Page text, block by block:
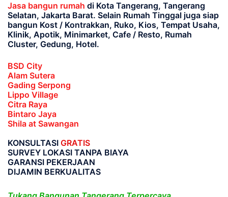
Jasa bangun rumah di Kota Tangerang, Tangerang
Selatan, Jakarta Barat. Selain Rumah Tinggal juga siap
bangun Kost / Kontrakkan, Ruko, Kios, Tempat Usaha,
Klinik, Apotik, Minimarket, Cafe / Resto, Rumah
Cluster, Gedung, Hotel.
BSD City
Alam Sutera
Gading Serpong
Lippo Village
Citra Raya
Bintaro Jaya
Shila at Sawangan
KONSULTASI GRATIS
SURVEY LOKASI TANPA BIAYA
GARANSI PEKERJAAN
DIJAMIN BERKUALITAS